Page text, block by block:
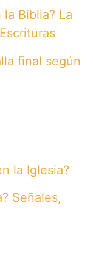
Biblia? La
final según
la Iglesia?
Señales,